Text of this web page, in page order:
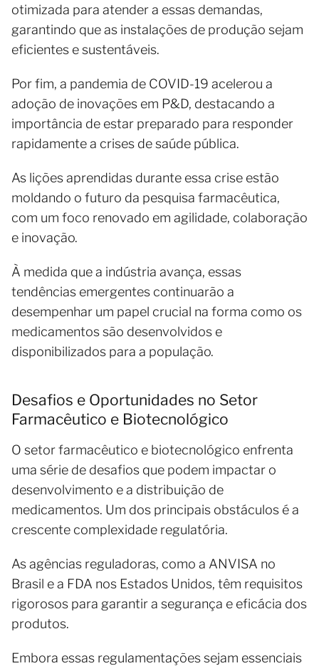
otimizada para atender a essas demandas,
garantindo que as instalações de produção sejam
eficientes e sustentáveis.
Por fim, a pandemia de COVID-19 acelerou a
adoção de inovações em P&D, destacando a
importância de estar preparado para responder
rapidamente a crises de saúde pública.
As lições aprendidas durante essa crise estão
moldando o futuro da pesquisa farmacêutica,
com um foco renovado em agilidade, colaboração
e inovação.
À medida que a indústria avança, essas
tendências emergentes continuarão a
desempenhar um papel crucial na forma como os
medicamentos são desenvolvidos e
disponibilizados para a população.
Desafios e Oportunidades no Setor
Farmacêutico e Biotecnológico
O setor farmacêutico e biotecnológico enfrenta
uma série de desafios que podem impactar o
desenvolvimento e a distribuição de
medicamentos. Um dos principais obstáculos é a
crescente complexidade regulatória.
As agências reguladoras, como a ANVISA no
Brasil e a FDA nos Estados Unidos, têm requisitos
rigorosos para garantir a segurança e eficácia dos
produtos.
Embora essas regulamentações sejam essenciais